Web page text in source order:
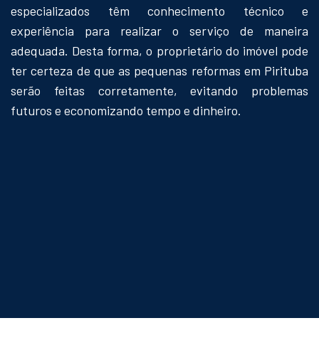
especializados têm conhecimento técnico e
experiência para realizar o serviço de maneira
adequada. Desta forma, o proprietário do imóvel pode
ter certeza de que as pequenas reformas em Pirituba
serão feitas corretamente, evitando problemas
futuros e economizando tempo e dinheiro.